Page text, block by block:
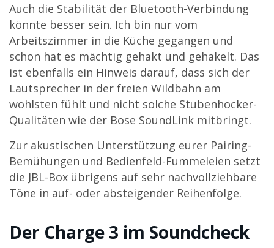
Auch die Stabilität der Bluetooth-Verbindung
könnte besser sein. Ich bin nur vom
Arbeitszimmer in die Küche gegangen und
schon hat es mächtig gehakt und gehakelt. Das
ist ebenfalls ein Hinweis darauf, dass sich der
Lautsprecher in der freien Wildbahn am
wohlsten fühlt und nicht solche Stubenhocker-
Qualitäten wie der Bose SoundLink mitbringt.
Zur akustischen Unterstützung eurer Pairing-
Bemühungen und Bedienfeld-Fummeleien setzt
die JBL-Box übrigens auf sehr nachvollziehbare
Töne in auf- oder absteigender Reihenfolge.
Der Charge 3 im Soundcheck